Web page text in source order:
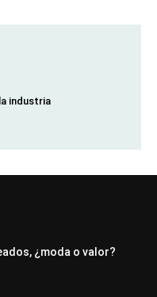
industria
¿moda o valor?